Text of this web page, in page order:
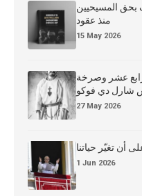
بحق المسيحيين
منذ عقود
15 May 2026
عشر وصرخة
شارل دي فوكو
27 May 2026
أن تغيّر حياتنا
1 Jun 2026